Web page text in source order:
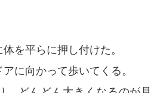
を平らに押し付けた。
に向かって歩いてくる。